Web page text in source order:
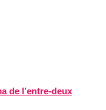
de l’entre-deux